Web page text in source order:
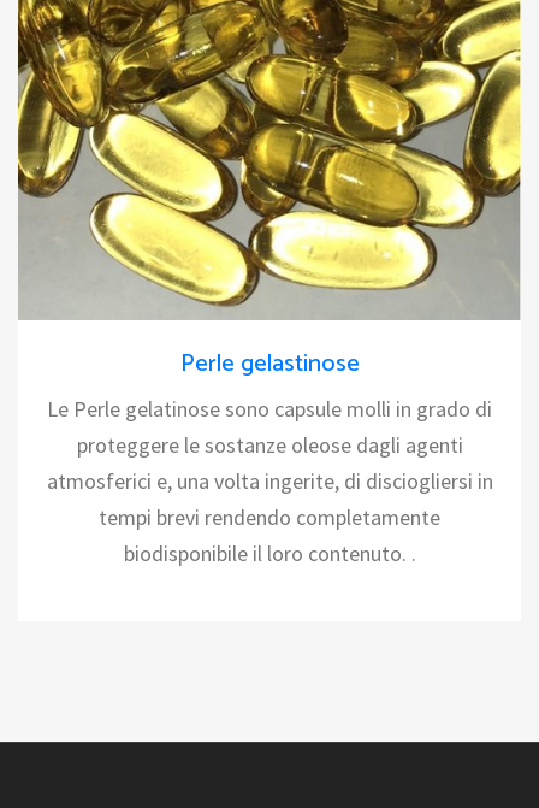
Perle gelastinose
Le Perle gelatinose sono capsule molli in grado di
proteggere le sostanze oleose dagli agenti
atmosferici e, una volta ingerite, di disciogliersi in
tempi brevi rendendo completamente
biodisponibile il loro contenuto. .